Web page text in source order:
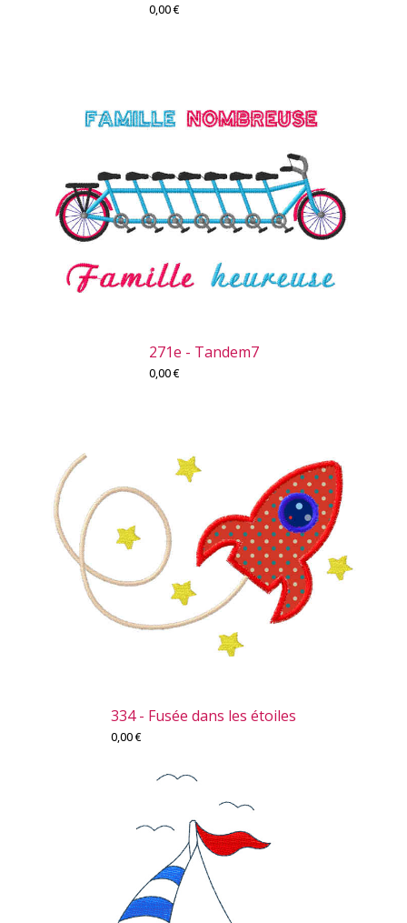
0,00€
271e - Tandem7
0,00€
334 - Fusée dans les étoiles
0,00€